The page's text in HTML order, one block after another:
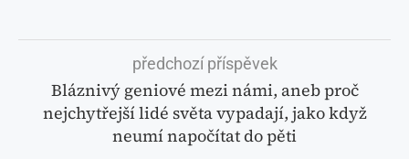
předchozí příspěvek
Bláznivý geniové mezi námi, aneb proč
nejchytřejší lidé světa vypadají, jako když
neumí napočítat do pěti